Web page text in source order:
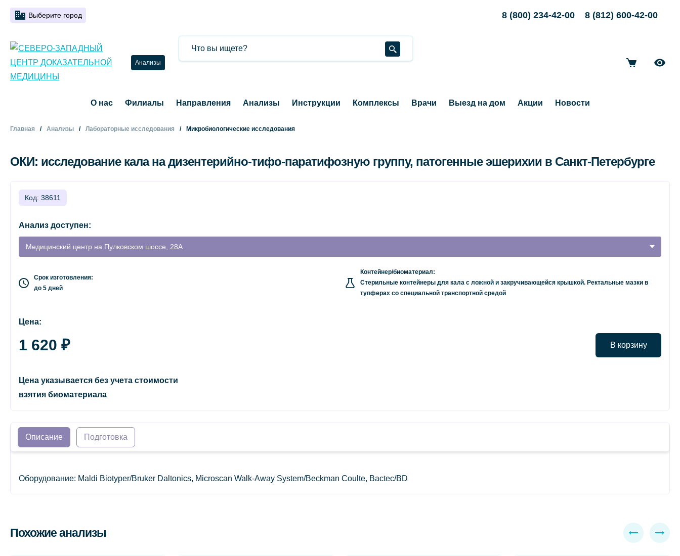
Выберите город 8 (800) 234-42-00 8 (812) 600-42-00
Анализы
О нас Филиалы Направления Анализы Инструкции Комплексы Врачи Выезд на дом Акции Новости
Главная Анализы Лабораторные исследования Микробиологические исследования
ОКИ: исследование кала на дизентерийно-тифо-паратифозную группу, патогенные эшерихии в Санкт-Петербурге
Код: 38611
Анализ доступен:
Медицинский центр на Пулковском шоссе, 28А
Срок изготовления:
до 5 дней
Контейнер/биоматериал:
Стерильные контейнеры для кала с ложной и закручивающейся крышкой. Ректальные мазки в
тупферах со специальной транспортной средой
Цена:
1 620 ₽ В корзину
Цена указывается без учета стоимости
взятия биоматериала
Описание Подготовка
Оборудование: Maldi Biotyper/Bruker Daltonics, Microscan Walk-Away System/Beckman Coulte, Bactec/BD
Похожие анализы